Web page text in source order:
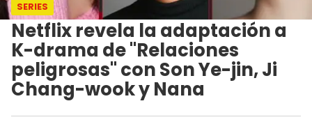
SERIES
Netflix revela la adaptación a
K-drama de "Relaciones
peligrosas" con Son Ye-jin, Ji
Chang-wook y Nana